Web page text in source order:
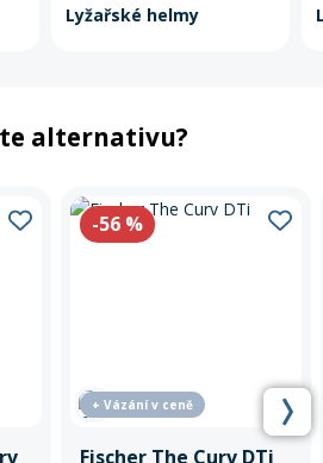
Lyžařské helmy
alternativu?
-56 %
+ Vázání v ceně
Fischer The Curv DTi